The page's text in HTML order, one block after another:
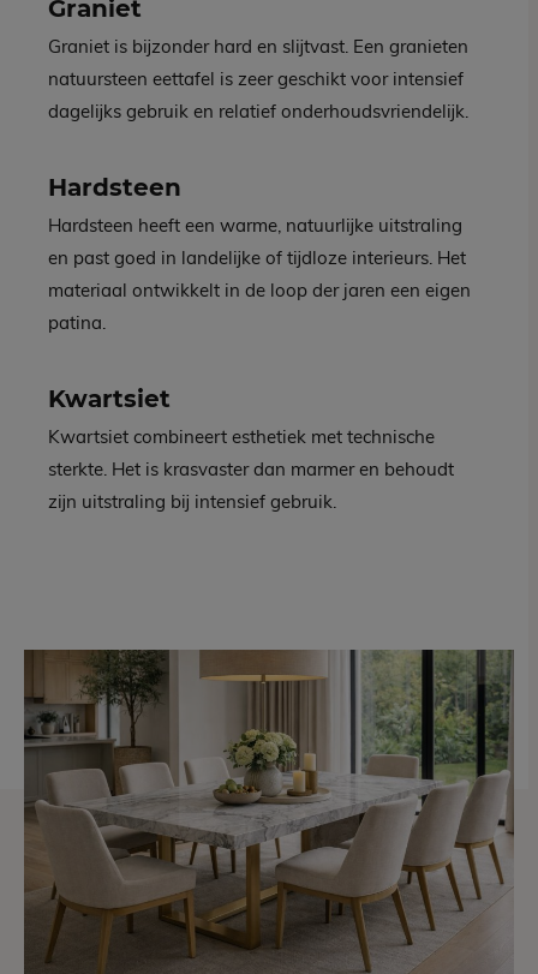
Graniet
Graniet is bijzonder hard en slijtvast. Een granieten
natuursteen eettafel is zeer geschikt voor intensief
dagelijks gebruik en relatief onderhoudsvriendelijk.
Hardsteen
Hardsteen heeft een warme, natuurlijke uitstraling
en past goed in landelijke of tijdloze interieurs. Het
materiaal ontwikkelt in de loop der jaren een eigen
patina.
Kwartsiet
Kwartsiet combineert esthetiek met technische
sterkte. Het is krasvaster dan marmer en behoudt
zijn uitstraling bij intensief gebruik.